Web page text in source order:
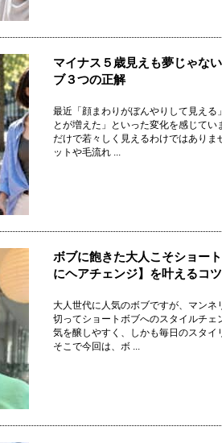
マイナス５歳見えも夢じゃな
ブ３つの正解
最近「顔まわりがぼんやりして見える
とが増えた」といった変化を感じて
だけで若々しく見えるわけではあり
ットや毛流れ ...
ボブに飽きた大人こそショー
にヘアチェンジ】を叶えるコツ
大人世代に人気のボブですが、マン
切ってショートボブへのスタイルチェ
気を醸しやすく、しかも毎日のスタイ
そこで今回は、ボ ...